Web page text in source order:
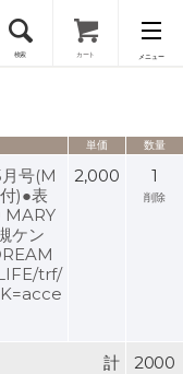
検索 カート メニュー
単価 数量
号(M
)●表
MARY
ケン
trf/
2,000 1
削除
計 2000